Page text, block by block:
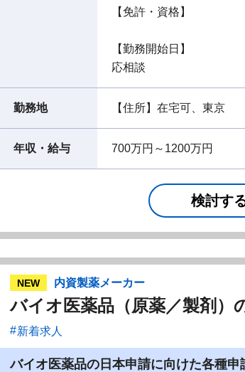
【免許・資格】
【勤務開始日】
応相談
勤務地 【住所】在宅可、東京
年収・給与 700万円～1200万円
検討す
NEW 内資製薬メーカー
バイオ医薬品（原薬／製剤）
新着求人
バイオ医薬品の日本申請に向けた各種